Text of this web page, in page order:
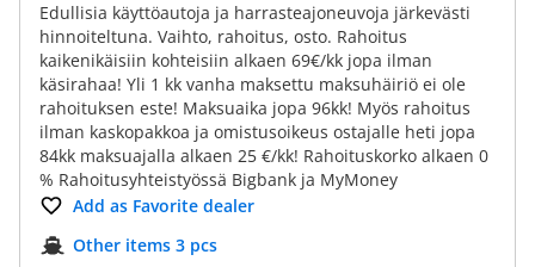
Edullisia käyttöautoja ja harrasteajoneuvoja järkevästi
hinnoiteltuna. Vaihto, rahoitus, osto. Rahoitus
kaikenikäisiin kohteisiin alkaen 69€/kk jopa ilman
käsirahaa! Yli 1 kk vanha maksettu maksuhäiriö ei ole
rahoituksen este! Maksuaika jopa 96kk! Myös rahoitus
ilman kaskopakkoa ja omistusoikeus ostajalle heti jopa
84kk maksuajalla alkaen 25 €/kk! Rahoituskorko alkaen 0
% Rahoitusyhteistyössä Bigbank ja MyMoney
Add as Favorite dealer
Other items 3 pcs